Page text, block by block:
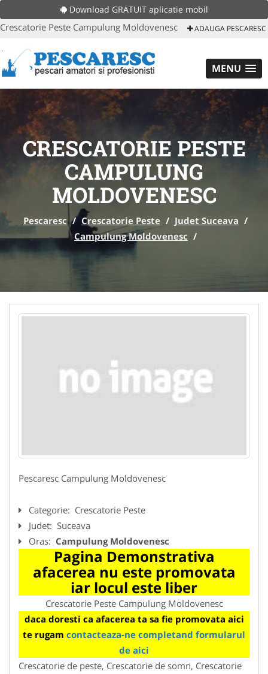
Download GRATUIT aplicatie mobil
Crescatorie Peste Campulung Moldovenesc ADAUGA PESCARESC
MENU
CRESCATORIE PESTE
CAMPULUNG
MOLDOVENESC
Pescaresc / Crescatorie Peste / Judet Suceava /
Campulung Moldovenesc /
Pescaresc Campulung Moldovenesc
Categorie: Crescatorie Peste
Judet: Suceava
Oras: Campulung Moldovenesc
Pagina Demonstrativa
afacerea nu este promovata
iar locul este liber
Crescatorie Peste Campulung Moldovenesc
daca doresti ca afacerea ta sa fie promovata aici
te rugam contacteaza-ne completand formularul
de aici
Crescatorie de peste, Crescatorie de somn, Crescatorie